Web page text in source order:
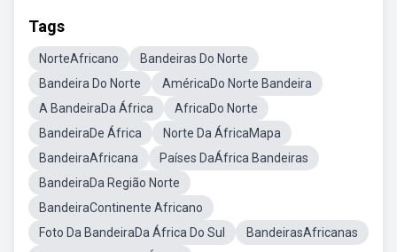
Tags
NorteAfricano
Bandeiras Do Norte
Bandeira Do Norte
AméricaDo Norte Bandeira
A BandeiraDa África
AfricaDo Norte
BandeiraDe África
Norte Da ÁfricaMapa
BandeiraAfricana
Países DaÁfrica Bandeiras
BandeiraDa Região Norte
BandeiraContinente Africano
Foto Da BandeiraDa África Do Sul
BandeirasAfricanas